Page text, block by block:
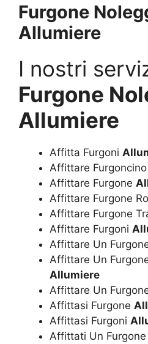
Furgone
Allumiere
I nostri
Furgone
Allumiere
Affitta Furgoni
Affittare Furgoncino
Affittare Furgone
Affittare Furgone
Affittare Furgone
Affittare Furgoni
Affittare Un
Affittare Un
Allumiere
Affittare Un
Affittasi Furgone
Affittasi Furgoni
Affittati Un Furgone